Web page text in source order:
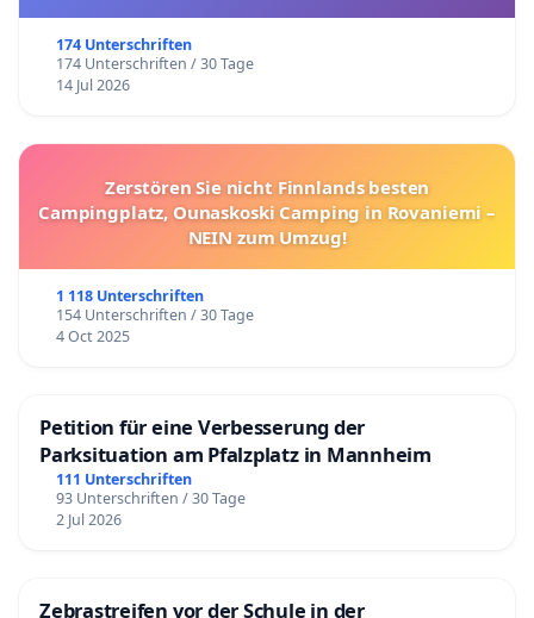
174 Unterschriften
174 Unterschriften / 30 Tage
14 Jul 2026
Zerstören Sie nicht Finnlands besten
Campingplatz, Ounaskoski Camping in Rovaniemi –
NEIN zum Umzug!
1 118 Unterschriften
154 Unterschriften / 30 Tage
4 Oct 2025
Petition für eine Verbesserung der
Parksituation am Pfalzplatz in Mannheim
111 Unterschriften
93 Unterschriften / 30 Tage
2 Jul 2026
Zebrastreifen vor der Schule in der